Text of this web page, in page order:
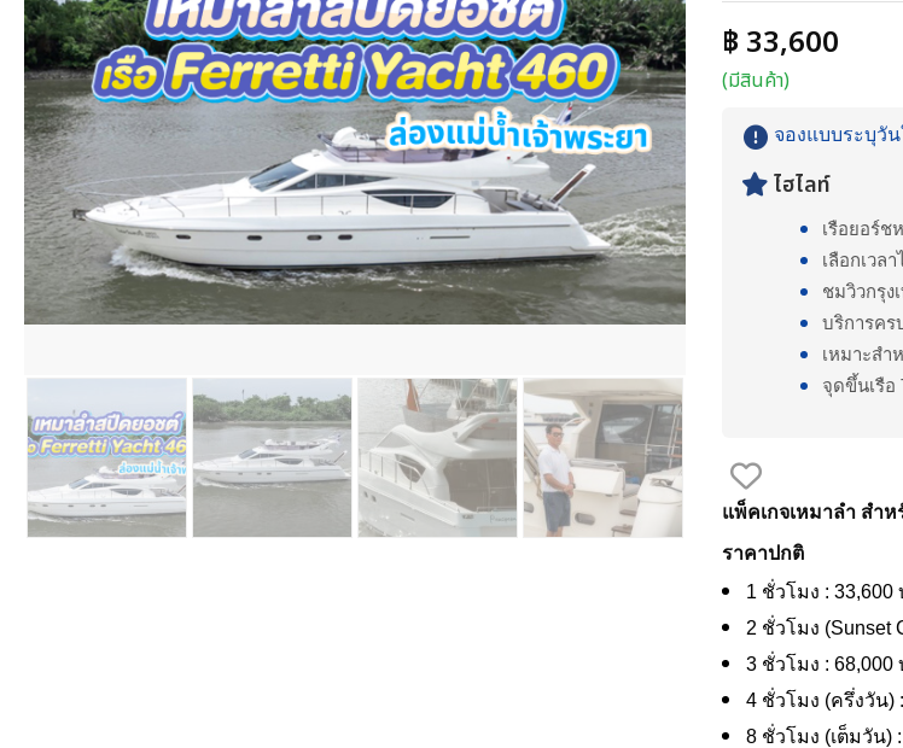
฿ 33,600
(มีสินค้า)
จองแบบระบุวั
ไฮไลท์
เรือยอร์ช
เลือกเวล
ชมวิวกรุง
บริการคร
เหมาะสำ
จุดขึ้นเรือ
แพ็คเกจเหมาลำ สำ
ราคาปกติ
1 ชั่วโมง : 33,600
2 ชั่วโมง (Sunset
3 ชั่วโมง : 68,000
4 ชั่วโมง (ครึ่งวัน)
8 ชั่วโมง (เต็มวัน)